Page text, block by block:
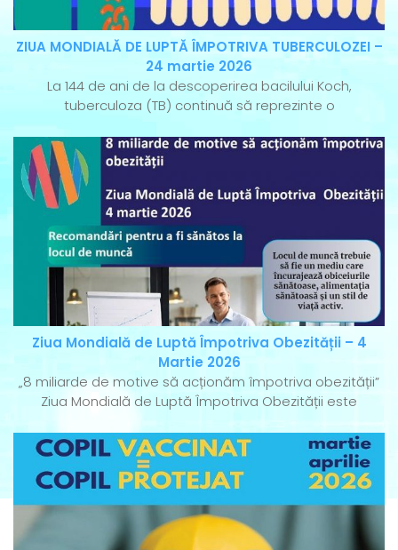
ZIUA MONDIALĂ DE LUPTĂ ÎMPOTRIVA TUBERCULOZEI –
24 martie 2026
La 144 de ani de la descoperirea bacilului Koch,
tuberculoza (TB) continuă să reprezinte o
Ziua Mondială de Luptă Împotriva Obezității – 4
Martie 2026
„8 miliarde de motive să acționăm împotriva obezității”
Ziua Mondială de Luptă Împotriva Obezității este